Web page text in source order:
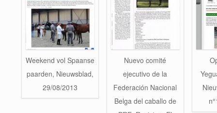
Weekend vol Spaanse
paarden, Nieuwsblad,
29/08/2013
Nuevo comité
ejecutivo de la
Federación Nacional
Belga del caballo de